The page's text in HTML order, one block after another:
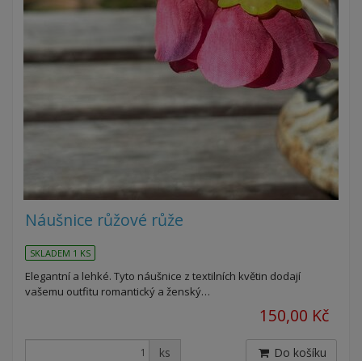
Náušnice růžové růže
SKLADEM 1 KS
Elegantní a lehké. Tyto náušnice z textilních květin dodají
vašemu outfitu romantický a ženský…
150,00 Kč
ks Do košíku